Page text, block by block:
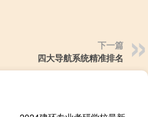
下一篇
四大导航系统精准排名